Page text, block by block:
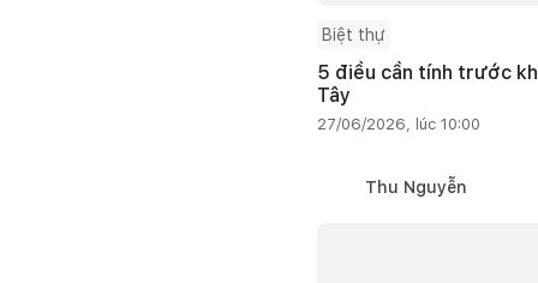
Biệt thự
5 điều cần tính trước
Tây
27/06/2026, lúc 10:00
Thu Nguyễn